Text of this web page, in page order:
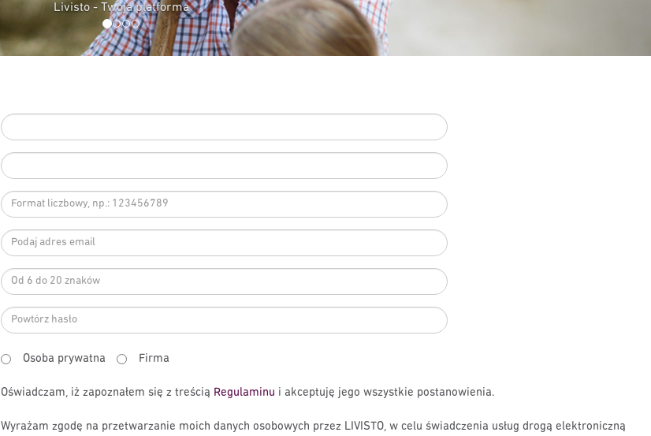
Livisto - Twoja platforma
Osoba prywatna Firma
Oświadczam, iż zapoznałem się z treścią Regulaminu i akceptuję jego wszystkie postanowienia.
Wyrażam zgodę na przetwarzanie moich danych osobowych przez LIVISTO, w celu świadczenia usług drogą elektroniczną